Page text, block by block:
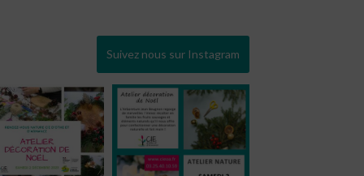
Suivez nous sur Instagram